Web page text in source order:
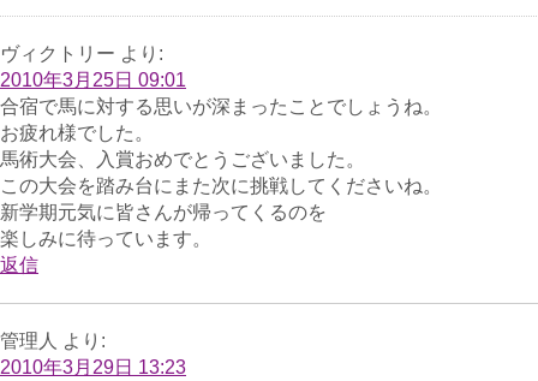
ヴィクトリー より:
2010年3月25日 09:01
合宿で馬に対する思いが深まったことでしょうね。
お疲れ様でした。
馬術大会、入賞おめでとうございました。
この大会を踏み台にまた次に挑戦してくださいね。
新学期元気に皆さんが帰ってくるのを
楽しみに待っています。
返信
管理人 より:
2010年3月29日 13:23